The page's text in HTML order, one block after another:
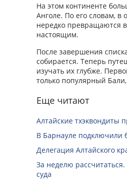
На этом континенте
Анголе. По его словам, в
нередко превращаются в
настоящим.
После завершения
собирается. Теперь
изучать их глубже.
только популярный
Еще читают
Алтайские тхэквондиты
В Барнауле подключили
Делегация Алтайского
За неделю
суда